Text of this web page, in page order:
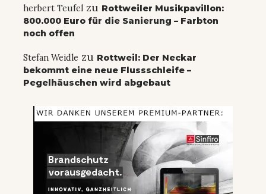
herbert Teufel zu Rottweiler Musikpavillon:
800.000 Euro für die Sanierung – Farbton
noch offen
Stefan Weidle zu Rottweil: Der Neckar
bekommt eine neue Flussschleife –
Pegelhäuschen wird abgebaut